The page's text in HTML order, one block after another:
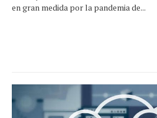
en gran medida por la pandemia de...